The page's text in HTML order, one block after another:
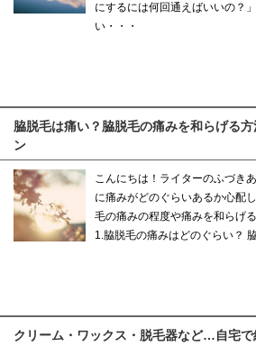
にするには何回通えばいいの？
い・・・
脇脱毛は痛い？脇脱毛の痛みを和らげる
ン
こんにちは！ライターのふづき
に痛みがどのぐらいあるか心配
毛の痛みの程度や痛みを和らげ
1.脇脱毛の痛みはどのぐらい？
クリーム・ワックス・脱毛器など…自宅